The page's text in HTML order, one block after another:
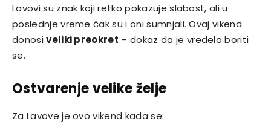
Lavovi su znak koji retko pokazuje slabost, ali u
poslednje vreme čak su i oni sumnjali. Ovaj vikend
donosiveliki preokret – dokaz da je vredelo boriti
se.
Ostvarenje velike želje
Za Lavove je ovo vikend kada se: